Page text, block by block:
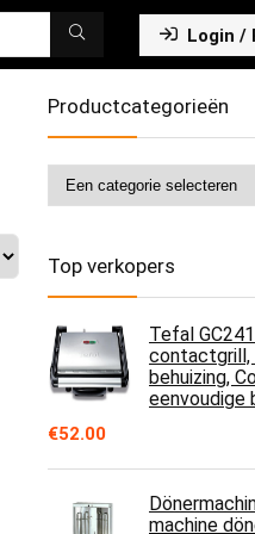
Login /
Productcategorieën
Top verkopers
Tefal
contactgrill,
behuizing,
eenvoudige
€52.00
machine